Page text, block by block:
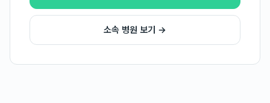
소속 병원 보기 →